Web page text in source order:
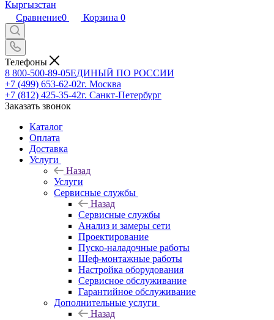
Сравнение0 Корзина 0
Телефоны
8 800-500-89-05ЕДИНЫЙ ПО РОССИИ
+7 (499) 653-62-02г. Москва
+7 (812) 425-35-42г. Санкт-Петербург
Заказать звонок
Каталог
Оплата
Доставка
Услуги
Назад
Услуги
Сервисные службы
Назад
Сервисные службы
Анализ и замеры сети
Проектирование
Пуско-наладочные работы
Шеф-монтажные работы
Настройка оборудования
Сервисное обслуживание
Гарантийное обслуживание
Дополнительные услуги
Назад